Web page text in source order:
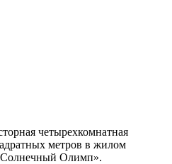
четырехкомнатная
метров в жилом
Олимп».